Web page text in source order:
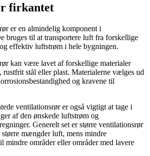
firkantet
er en almindelig komponent i
bruges til at transportere luft fra forskellige
effektiv luftstrøm i hele bygningen.
kan være lavet af forskellige materialer
rustfrit stål eller plast. Materialerne vælges ud
og kravene til
ventilationsrør er også vigtigt at tage i
af den ønskede luftstrøm og
Generelt set er større ventilationsrør
større mængder luft, mens mindre
mindre områder eller områder med lavere